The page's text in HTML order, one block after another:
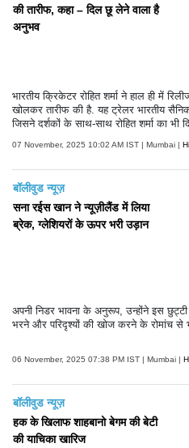
की तारीफ, कहा – दिल छू लेने वाला है
अनुभव
भारतीय क्रिकेटर रोहित शर्मा ने हाल ही में
खोलकर तारीफ की है. यह ट्रेलर भारतीय
जिसने दर्शकों के साथ-साथ रोहित शर्मा का भी
07 November, 2025 10:02 AM IST | Mumbai |
बॉलीवुड न्यूज़
सना रईस खान ने न्यूज़ीलैंड में लिया
ब्रेक, ग्लेशियरों के ऊपर भरी उड़ान
अपनी निडर भावना के अनुरूप, उन्होंने इस
भरने और परिदृश्यों की खोज करने के रोमांच से
06 November, 2025 07:38 PM IST | Mumbai |
बॉलीवुड न्यूज़
हक के खिलाफ शाहबानो बेगम की बेटी
की याचिका खारिज